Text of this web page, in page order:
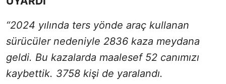
“2024 yılında ters yönde araç kullanan
sürücüler nedeniyle 2836 kaza meydana
geldi. Bu kazalarda maalesef 52 canımızı
kaybettik. 3758 kişi de yaralandı.